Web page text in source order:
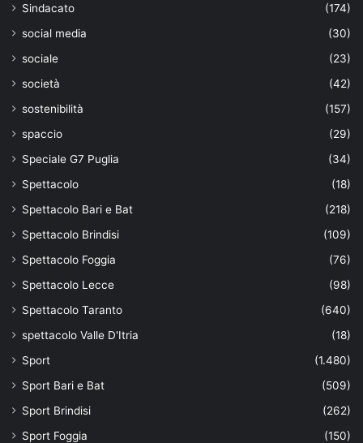
Sindacato
(174)
social media
(30)
sociale
(23)
società
(42)
sostenibilità
(157)
spaccio
(29)
Speciale G7 Puglia
(34)
Spettacolo
(18)
Spettacolo Bari e Bat
(218)
Spettacolo Brindisi
(109)
Spettacolo Foggia
(76)
Spettacolo Lecce
(98)
Spettacolo Taranto
(640)
spettacolo Valle D'Itria
(18)
Sport
(1.480)
Sport Bari e Bat
(509)
Sport Brindisi
(262)
Sport Foggia
(150)